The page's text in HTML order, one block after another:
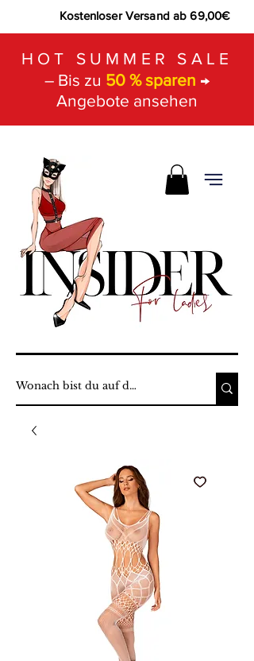
Kostenloser Versand ab 69,00€
HOT SUMMER SALE
– Bis zu 50 % sparen →
Angebote ansehen